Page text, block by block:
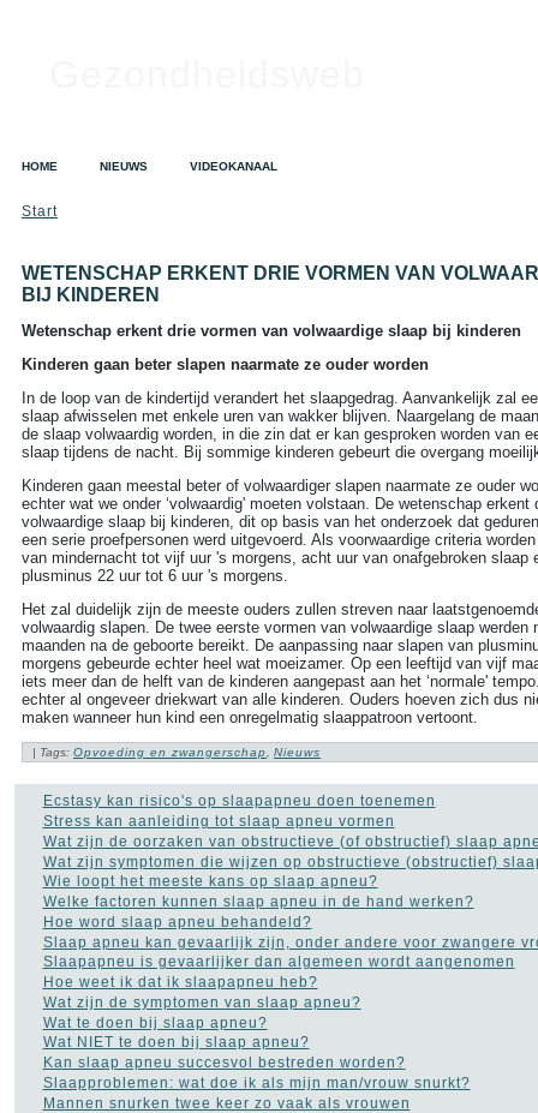
HOME NIEUWS VIDEOKANAAL
ZOEKEN
Search this site:
Start
WETENSCHAP ERKENT DRIE VORMEN VAN
BIJ KINDEREN
Wetenschap erkent drie vormen van volwaardige slaap bij kinderen
Kinderen gaan beter slapen naarmate ze ouder worden
In de loop van de kindertijd verandert het slaapgedrag. Aanvankelijk zal
slaap afwisselen met enkele uren van wakker blijven. Naargelang de
de slaap volwaardig worden, in die zin dat er kan gesproken worden van
slaap tijdens de nacht. Bij sommige kinderen gebeurt die overgang
Kinderen gaan meestal beter of volwaardiger slapen naarmate ze ouder
echter wat we onder ‘volwaardig' moeten volstaan. De wetenschap erkent
volwaardige slaap bij kinderen, dit op basis van het onderzoek dat
een serie proefpersonen werd uitgevoerd. Als voorwaardige criteria
van mindernacht tot vijf uur 's morgens, acht uur van onafgebroken slaap
plusminus 22 uur tot 6 uur 's morgens.
Het zal duidelijk zijn de meeste ouders zullen streven naar
volwaardig slapen. De twee eerste vormen van volwaardige slaap werden
maanden na de geboorte bereikt. De aanpassing naar slapen van
morgens gebeurde echter heel wat moeizamer. Op een leeftijd van vijf
iets meer dan de helft van de kinderen aangepast aan het ‘normale'
echter al ongeveer driekwart van alle kinderen. Ouders hoeven zich dus
maken wanneer hun kind een onregelmatig slaappatroon vertoont.
| Tags: Opvoeding en zwangerschap, Nieuws
Ecstasy kan risico's op slaapapneu doen toenemen
Stress kan aanleiding tot slaap apneu vormen
Wat zijn de oorzaken van obstructieve (of obstructief) slaap
Wat zijn symptomen die wijzen op obstructieve (obstructief)
Wie loopt het meeste kans op slaap apneu?
Welke factoren kunnen slaap apneu in de hand werken?
Hoe word slaap apneu behandeld?
Slaap apneu kan gevaarlijk zijn, onder andere voor zwangere
Slaapapneu is gevaarlijker dan algemeen wordt aangenomen
Hoe weet ik dat ik slaapapneu heb?
Wat zijn de symptomen van slaap apneu?
Wat te doen bij slaap apneu?
Wat NIET te doen bij slaap apneu?
Kan slaap apneu succesvol bestreden worden?
Slaapproblemen: wat doe ik als mijn man/vrouw snurkt?
Mannen snurken twee keer zo vaak als vrouwen